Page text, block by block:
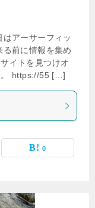
アーサーフィッ
前に情報を集め
イトを見つけオ
。 https://55 […]
0